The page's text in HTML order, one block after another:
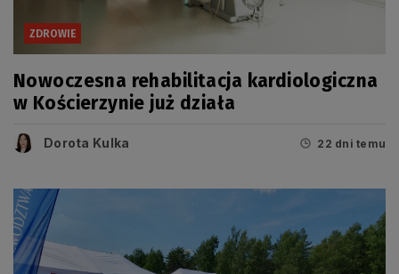
ZDROWIE
Nowoczesna rehabilitacja kardiologiczna
w Kościerzynie już działa
Dorota Kulka 22 dni temu